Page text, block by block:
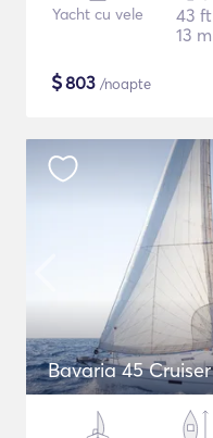
Yacht cu vele
43 ft
13 m
$803 /noapte
Bavaria 45 Cruiser